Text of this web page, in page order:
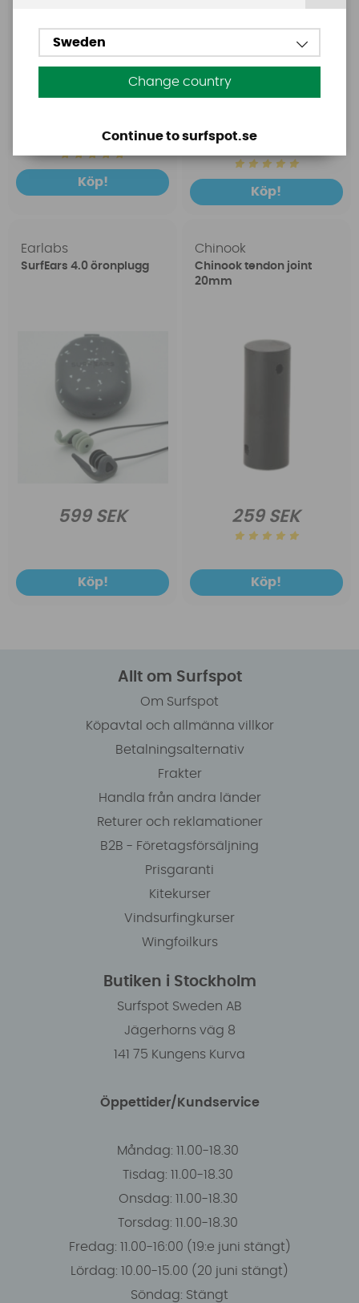
2399 SEK
Köp!
Köp!
Earlabs
SurfEars 4.0 öronplugg
599 SEK
Köp!
Chinook
Chinook tendon joint
20mm
259 SEK
Köp!
Allt om Surfspot
Om Surfspot
Köpavtal och allmänna villkor
Betalningsalternativ
Frakter
Handla från andra länder
Returer och reklamationer
B2B - Företagsförsäljning
Prisgaranti
Kitekurser
Vindsurfingkurser
Wingfoilkurs
Butiken i Stockholm
Surfspot Sweden AB
Jägerhorns väg 8
141 75 Kungens Kurva
Öppettider/Kundservice
Måndag: 11.00-18.30
Tisdag: 11.00-18.30
Onsdag: 11.00-18.30
Torsdag: 11.00-18.30
Fredag: 11.00-16:00 (19:e juni stängt)
Lördag: 10.00-15.00 (20 juni stängt)
Söndag: Stängt
Sweden
Change country
Continue to surfspot.se